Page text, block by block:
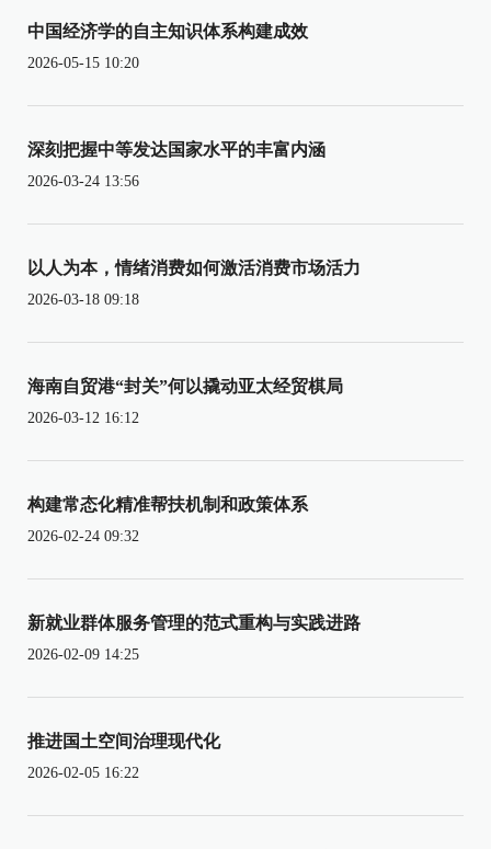
中国经济学的自主知识体系构建成效
2026-05-15 10:20
深刻把握中等发达国家水平的丰富内涵
2026-03-24 13:56
以人为本，情绪消费如何激活消费市场活力
2026-03-18 09:18
海南自贸港“封关”何以撬动亚太经贸棋局
2026-03-12 16:12
构建常态化精准帮扶机制和政策体系
2026-02-24 09:32
新就业群体服务管理的范式重构与实践进路
2026-02-09 14:25
推进国土空间治理现代化
2026-02-05 16:22